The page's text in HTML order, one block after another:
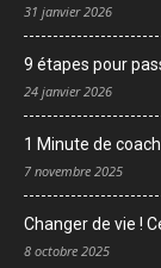
31 janvier 2026
9 étapes pour
24 janvier 2026
1 Minute de
7 novembre 2025
Changer de vie !
8 octobre 2025